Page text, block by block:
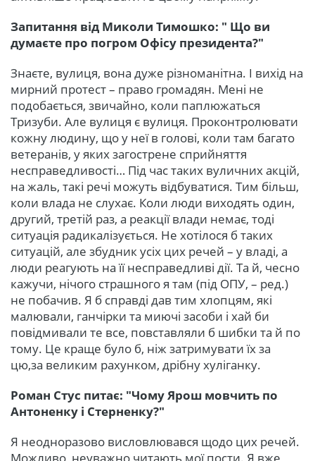
Запитання від Миколи Тимошко: " Що ви
думаєте про погром Офісу президента?"
Знаєте, вулиця, вона дуже різноманітна. І вихід на
мирний протест – право громадян. Мені не
подобається, звичайно, коли паплюжаться
Тризуби. Але вулиця є вулиця. Проконтролювати
кожну людину, що у неї в голові, коли там багато
ветеранів, у яких загострене сприйняття
несправедливості… Під час таких вуличних акцій,
на жаль, такі речі можуть відбуватися. Тим більш,
коли влада не слухає. Коли люди виходять один,
другий, третій раз, а реакції влади немає, тоді
ситуація радикалізується. Не хотілося б таких
ситуацій, але збудник усіх цих речей – у владі, а
люди реагують на її несправедливі дії. Та й, чесно
кажучи, нічого страшного я там (під ОПУ, – ред.)
не побачив. Я б справді дав тим хлопцям, які
малювали, ганчірки та миючі засоби і хай би
повідмивали те все, повставляли б шибки та й по
тому. Це краще було б, ніж затримувати їх за
цю,за великим рахунком, дрібну хуліганку.
Роман Стус питає: "Чому Ярош мовчить по
Антоненку і Стерненку?"
Я неодноразово висловлювався щодо цих речей.